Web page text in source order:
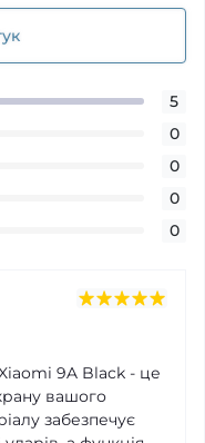
5
0
0
0
0
9A Black - це
вашого
забезпечує